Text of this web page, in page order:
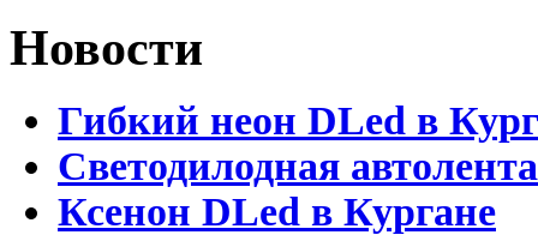
Новости
Гибкий неон DLed в
Светодилодная
Ксенон DLed в Кургане